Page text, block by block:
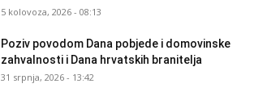
5 kolovoza, 2026 - 08:13
Poziv povodom Dana pobjede i domovinske
zahvalnosti i Dana hrvatskih branitelja
31 srpnja, 2026 - 13:42